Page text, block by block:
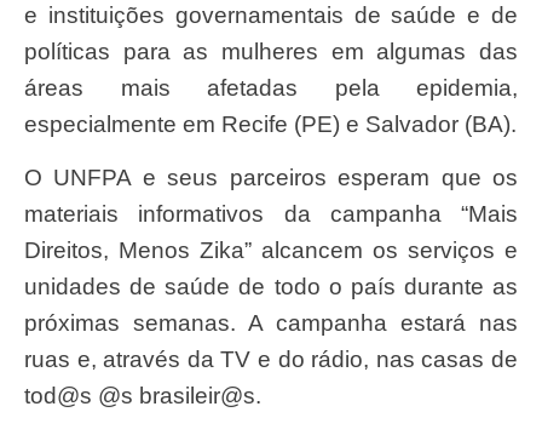
e instituições governamentais de saúde e de
políticas para as mulheres em algumas das
áreas mais afetadas pela epidemia,
especialmente em Recife (PE) e Salvador (BA).
O UNFPA e seus parceiros esperam que os
materiais informativos da campanha “Mais
Direitos, Menos Zika” alcancem os serviços e
unidades de saúde de todo o país durante as
próximas semanas. A campanha estará nas
ruas e, através da TV e do rádio, nas casas de
tod@s @s brasileir@s.